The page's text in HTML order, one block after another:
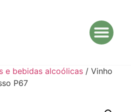
e bebidas alcoólicas / Vinho
P67